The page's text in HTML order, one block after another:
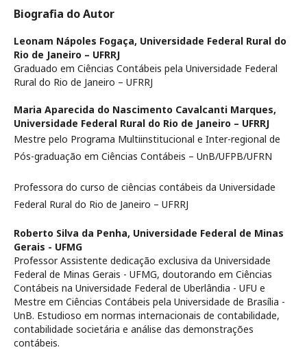
Biografia do Autor
Leonam Nápoles Fogaça, Universidade Federal Rural do
Rio de Janeiro – UFRRJ
Graduado em Ciências Contábeis pela Universidade Federal
Rural do Rio de Janeiro – UFRRJ
Maria Aparecida do Nascimento Cavalcanti Marques,
Universidade Federal Rural do Rio de Janeiro – UFRRJ
Mestre pelo Programa Multiinstitucional e Inter-regional de
Pós-graduação em Ciências Contábeis – UnB/UFPB/UFRN
Professora do curso de ciências contábeis da Universidade
Federal Rural do Rio de Janeiro – UFRRJ
Roberto Silva da Penha, Universidade Federal de Minas
Gerais - UFMG
Professor Assistente dedicação exclusiva da Universidade
Federal de Minas Gerais - UFMG, doutorando em Ciências
Contábeis na Universidade Federal de Uberlândia - UFU e
Mestre em Ciências Contábeis pela Universidade de Brasília -
UnB. Estudioso em normas internacionais de contabilidade,
contabilidade societária e análise das demonstrações
contábeis.